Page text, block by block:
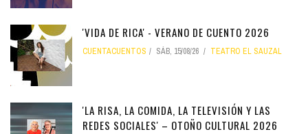
'VIDA DE RICA' - VERANO DE CUENTO 2026
CUENTACUENTOS SÁB, 15/08/26 TEATRO EL SAUZAL
'LA RISA, LA COMIDA, LA TELEVISIÓN Y LAS
REDES SOCIALES' – OTOÑO CULTURAL 2026